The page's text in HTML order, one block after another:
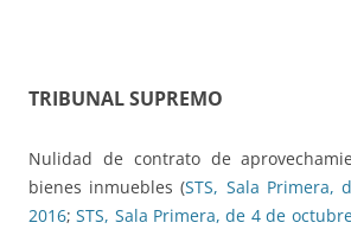
TRIBUNAL SUPREMO
Nulidad de contrato de
bienes inmuebles (STS, Sala Primera,
2016;STS, Sala Primera, de 4 de